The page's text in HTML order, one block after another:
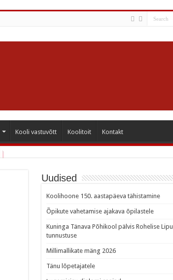
Kooli vastuvõtt Koolitoit Kontakt
Uudised
Koolihoone 150. aastapäeva tähistamine
Õpikute vahetamise ajakava õpilastele
Kuninga Tänava Põhikool pälvis Rohelise Lipu
tunnustuse
Millimallikate mäng 2026
Tänu lõpetajatele